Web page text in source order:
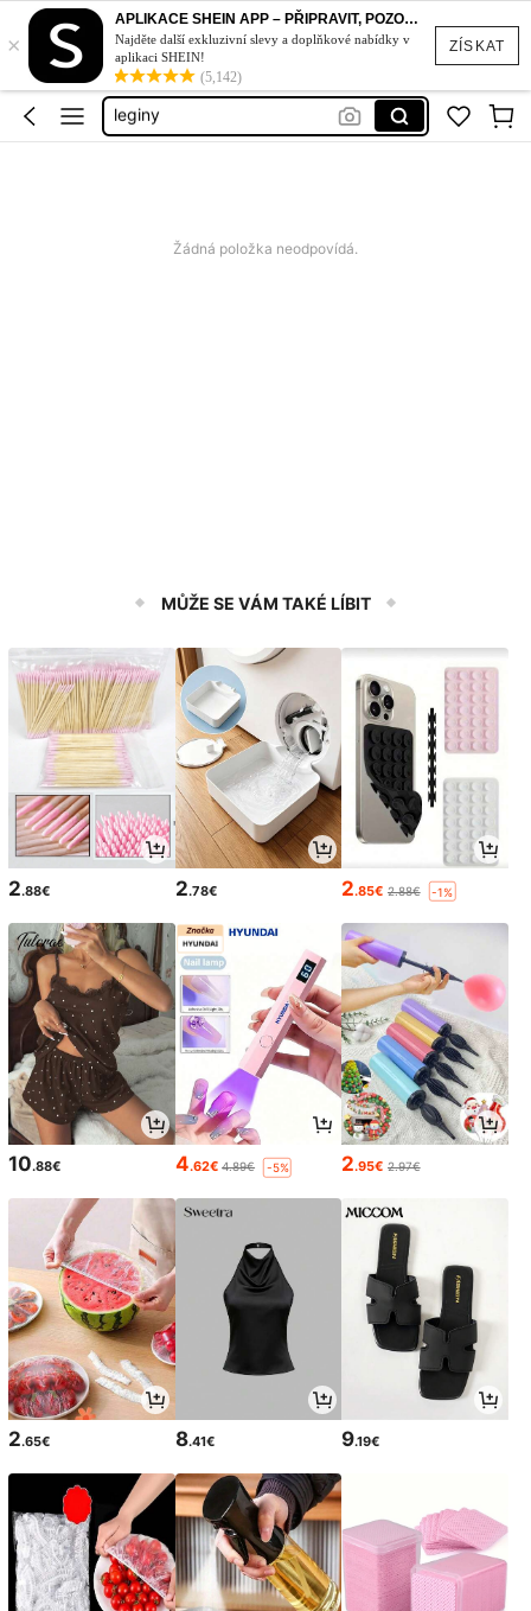
ZÍSKAT
×
APLIKACE SHEIN APP – PŘIPRAVIT, POZOR, STYL!
Najděte další exkluzivní slevy a doplňkové nabídky v
aplikaci SHEIN!
(5,142)
sportovni podprsenka
glowmode
leginy
sportovní oblečení
Žádná položka neodpovídá.
MŮŽE SE VÁM TAKÉ LÍBIT
2.88€ 2.78€ 2.85€ 2.88€ -1%
10.88€ 4.62€ 4.89€ -5% 2.95€ 2.97€
2.65€ 8.41€ 9.19€